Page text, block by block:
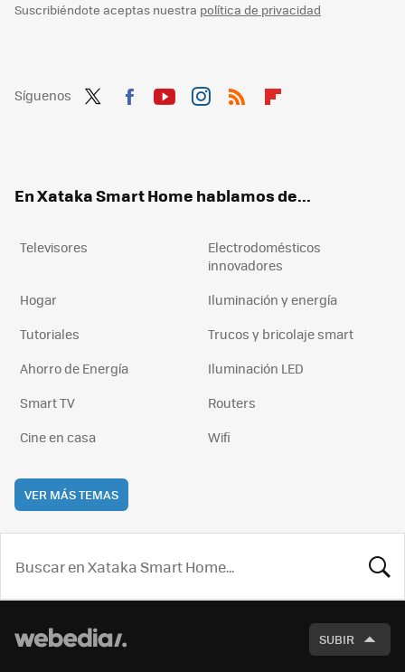
Suscribiéndote aceptas nuestra política de privacidad
Síguenos
En Xataka Smart Home hablamos de...
Televisores
Electrodomésticos
innovadores
Hogar
Iluminación y energía
Tutoriales
Trucos y bricolaje smart
Ahorro de Energía
Iluminación LED
Smart TV
Routers
Cine en casa
Wifi
VER MÁS TEMAS
SUBIR